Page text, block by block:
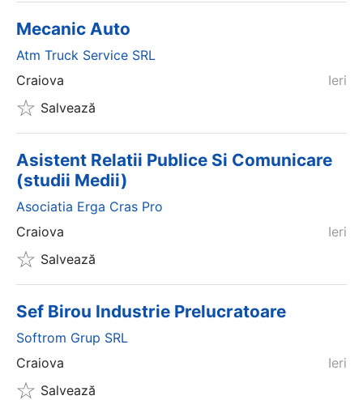
Mecanic Auto
Atm Truck Service SRL
Ieri
Craiova
Salvează
Asistent Relatii Publice Si Comunicare
(studii Medii)
Asociatia Erga Cras Pro
Ieri
Craiova
Salvează
Sef Birou Industrie Prelucratoare
Softrom Grup SRL
Ieri
Craiova
Salvează